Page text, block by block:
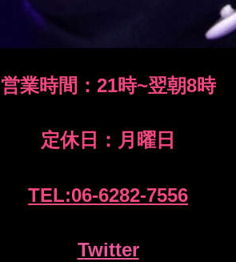
営業時間：21時~翌朝8時
定休日：月曜日
TEL:06-6282-7556
Twitter